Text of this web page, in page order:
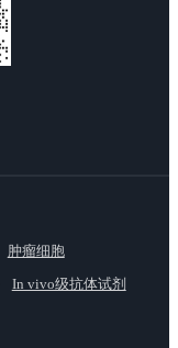
肿瘤细胞
In vivo级抗体试剂